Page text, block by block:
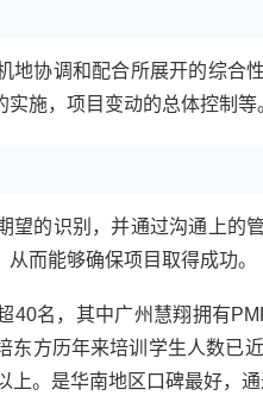
地协调和配合所展开的综合
施，项目变动的总体控制等
望的识别，并通过沟通上的
而能够确保项目取得成功。
40名，其中广州慧翔拥有
东方历年来培训学生人数已
上。是华南地区口碑最好，